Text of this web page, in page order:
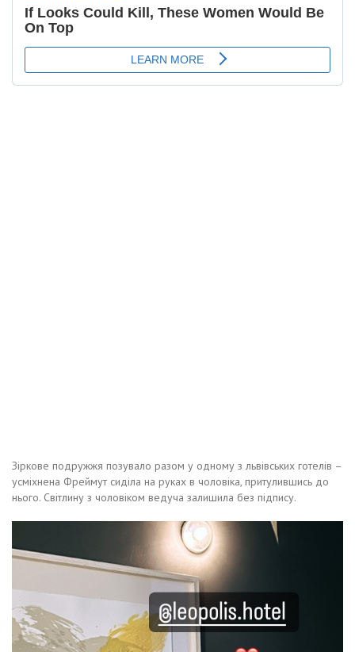
Зіркове подружжя позувало разом у одному з львівських готелів –
усміхнена Фреймут сиділа на руках в чоловіка, притулившись до
нього. Світлину з чоловіком ведуча залишила без підпису.